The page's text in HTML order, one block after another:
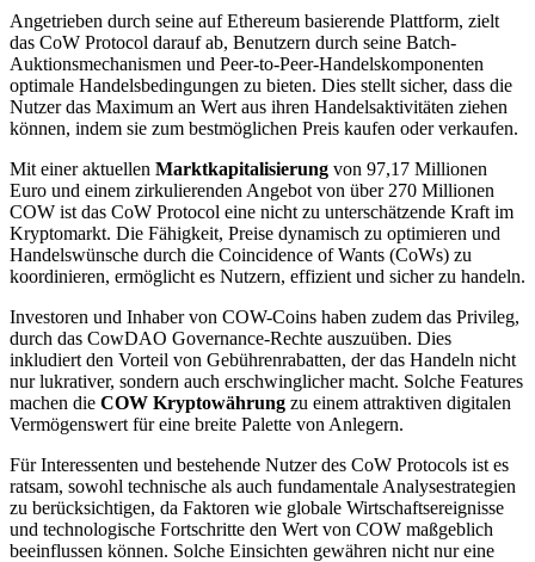
Angetrieben durch seine auf Ethereum basierende Plattform, zielt
das CoW Protocol darauf ab, Benutzern durch seine Batch-
Auktionsmechanismen und Peer-to-Peer-Handelskomponenten
optimale Handelsbedingungen zu bieten. Dies stellt sicher, dass die
Nutzer das Maximum an Wert aus ihren Handelsaktivitäten ziehen
können, indem sie zum bestmöglichen Preis kaufen oder verkaufen.
Mit einer aktuellen Marktkapitalisierung von 97,17 Millionen
Euro und einem zirkulierenden Angebot von über 270 Millionen
COW ist das CoW Protocol eine nicht zu unterschätzende Kraft im
Kryptomarkt. Die Fähigkeit, Preise dynamisch zu optimieren und
Handelswünsche durch die Coincidence of Wants (CoWs) zu
koordinieren, ermöglicht es Nutzern, effizient und sicher zu handeln.
Investoren und Inhaber von COW-Coins haben zudem das Privileg,
durch das CowDAO Governance-Rechte auszuüben. Dies
inkludiert den Vorteil von Gebührenrabatten, der das Handeln nicht
nur lukrativer, sondern auch erschwinglicher macht. Solche Features
machen die COW Kryptowährung zu einem attraktiven digitalen
Vermögenswert für eine breite Palette von Anlegern.
Für Interessenten und bestehende Nutzer des CoW Protocols ist es
ratsam, sowohl technische als auch fundamentale Analysestrategien
zu berücksichtigen, da Faktoren wie globale Wirtschaftsereignisse
und technologische Fortschritte den Wert von COW maßgeblich
beeinflussen können. Solche Einsichten gewähren nicht nur eine